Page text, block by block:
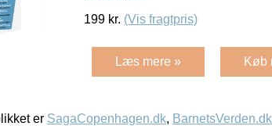
199 kr. (Vis fragtpris)
Læs mere » Køb
er SagaCopenhagen.dk, BarnetsVerden.dk